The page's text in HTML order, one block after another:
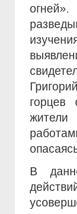
горцев
жители
В